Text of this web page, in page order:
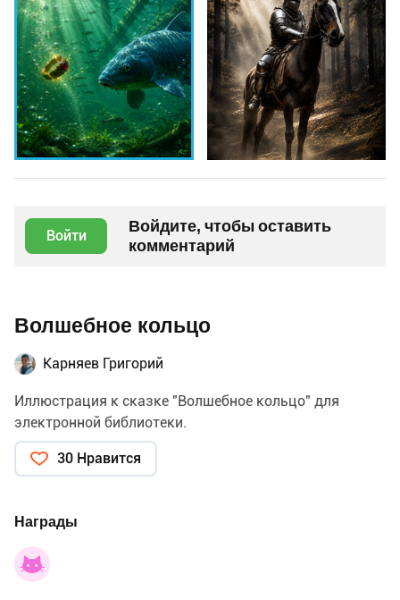
Войти
Войдите, чтобы оставить
комментарий
Волшебное кольцо
Карняев Григорий
Иллюстрация к сказке "Волшебное кольцо" для
электронной библиотеки.
30 Нравится
Награды